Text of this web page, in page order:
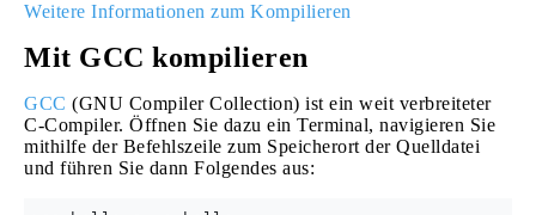
Weitere Informationen zum Kompilieren
Mit GCC kompilieren
GCC (GNU Compiler Collection) ist ein weit verbreiteter
C-Compiler. Öffnen Sie dazu ein Terminal, navigieren Sie
mithilfe der Befehlszeile zum Speicherort der Quelldatei
und führen Sie dann Folgendes aus: